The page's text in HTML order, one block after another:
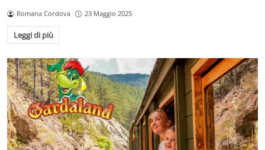
Romana Cordova 23 Maggio 2025
Leggi di più